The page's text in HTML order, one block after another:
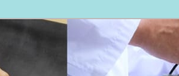
専門店 スマイル
人ブログ